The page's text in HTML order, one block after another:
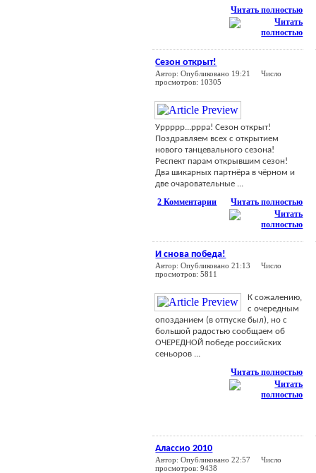
Читать полностью
Сезон открыт!
Автор: Опубликовано 19:21 Число
просмотров: 10305
Уррррр...ррра! Сезон открыт!
Поздравляем всех с открытием
нового танцевального сезона!
Респект парам открывшим сезон!
Два шикарных партнёра в чёрном и
две очаровательные ...
Читать полностью
2 Комментарии
И снова победа!
Автор: Опубликовано 21:13 Число
просмотров: 5811
К сожалению,
с очередным
опозданием (в отпуске был), но с
большой радостью сообщаем об
ОЧЕРЕДНОЙ победе российских
сеньоров ...
Читать полностью
Алассио 2010
Автор: Опубликовано 22:57 Число
просмотров: 9438